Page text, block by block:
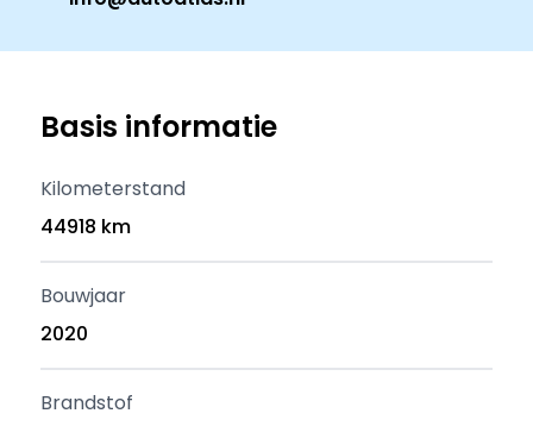
Basis informatie
Kilometerstand
44918 km
Bouwjaar
2020
Brandstof